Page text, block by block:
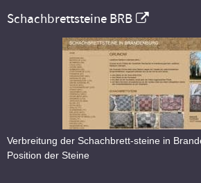
Schachbrettsteine BRB
Verbreitung der Schachbrett-steine in
Position der Steine